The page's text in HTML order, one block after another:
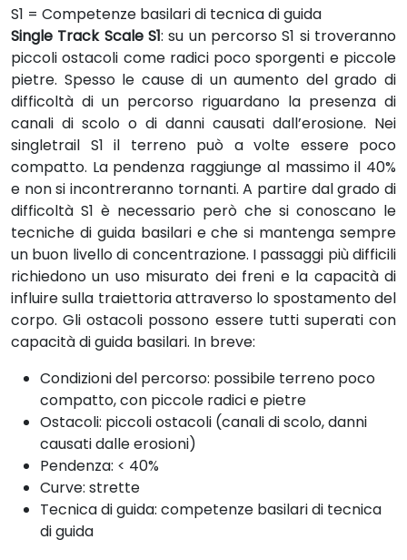
S1 = Competenze basilari di tecnica di guida
Single Track Scale S1: su un percorso S1 si troveranno
piccoli ostacoli come radici poco sporgenti e piccole
pietre. Spesso le cause di un aumento del grado di
difficoltà di un percorso riguardano la presenza di
canali di scolo o di danni causati dall’erosione. Nei
singletrail S1 il terreno può a volte essere poco
compatto. La pendenza raggiunge al massimo il 40%
e non si incontreranno tornanti. A partire dal grado di
difficoltà S1 è necessario però che si conoscano le
tecniche di guida basilari e che si mantenga sempre
un buon livello di concentrazione. I passaggi più difficili
richiedono un uso misurato dei freni e la capacità di
influire sulla traiettoria attraverso lo spostamento del
corpo. Gli ostacoli possono essere tutti superati con
capacità di guida basilari. In breve:
Condizioni del percorso: possibile terreno poco
compatto, con piccole radici e pietre
Ostacoli: piccoli ostacoli (canali di scolo, danni
causati dalle erosioni)
Pendenza: < 40%
Curve: strette
Tecnica di guida: competenze basilari di tecnica
di guida